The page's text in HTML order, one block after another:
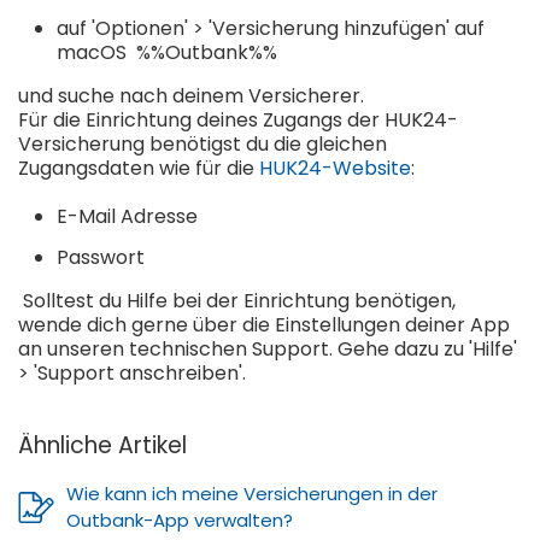
auf 'Optionen' > 'Versicherung hinzufügen' auf
macOS %%Outbank%%
und suche nach deinem Versicherer.
Für die Einrichtung deines Zugangs der HUK24-
Versicherung benötigst du die gleichen
Zugangsdaten wie für die HUK24-Website:
E-Mail Adresse
Passwort
Solltest du Hilfe bei der Einrichtung benötigen,
wende dich gerne über die Einstellungen deiner App
an unseren technischen Support. Gehe dazu zu 'Hilfe'
> 'Support anschreiben'.
Ähnliche Artikel
Wie kann ich meine Versicherungen in der
Outbank-App verwalten?